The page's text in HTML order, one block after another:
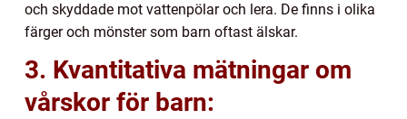
och skyddade mot vattenpölar och lera. De finns i olika
färger och mönster som barn oftast älskar.
3. Kvantitativa mätningar om
vårskor för barn: